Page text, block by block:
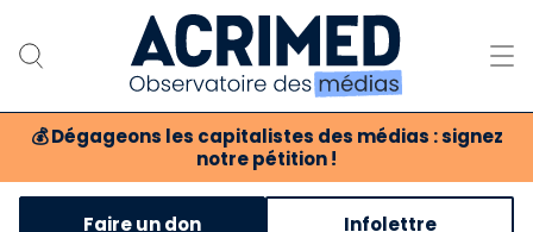
💰 Dégageons les capitalistes des médias : signez
notre pétition !
Notre association
Faire un don Infolettre